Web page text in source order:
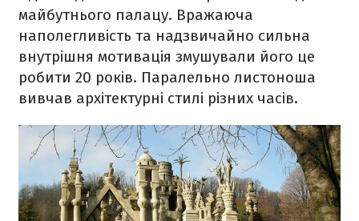
майбутнього палацу. Вражаюча
наполегливість та надзвичайно сильна
внутрішня мотивація змушували його це
робити 20 років. Паралельно листоноша
вивчав архітектурні стилі різних часів.